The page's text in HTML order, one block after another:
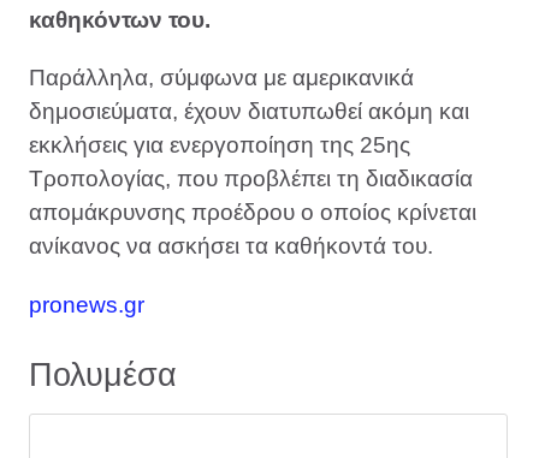
καθηκόντων του.
Παράλληλα, σύμφωνα με αμερικανικά
δημοσιεύματα, έχουν διατυπωθεί ακόμη και
εκκλήσεις για ενεργοποίηση της 25ης
Τροπολογίας, που προβλέπει τη διαδικασία
απομάκρυνσης προέδρου ο οποίος κρίνεται
ανίκανος να ασκήσει τα καθήκοντά του.
pronews.gr
Πολυμέσα